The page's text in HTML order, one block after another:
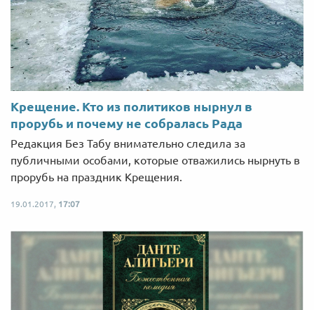
Крещение. Кто из политиков нырнул в
прорубь и почему не собралась Рада
Редакция Без Табу внимательно следила за
публичными особами, которые отважились нырнуть в
прорубь на праздник Крещения.
19.01.2017, 17:07